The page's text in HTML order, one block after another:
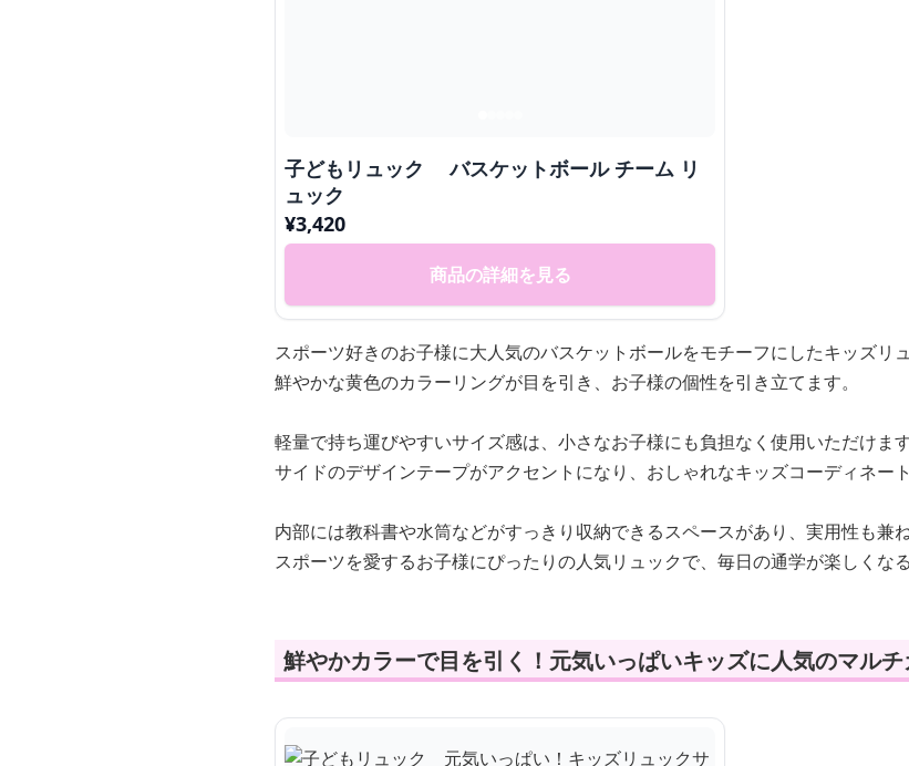
子どもリュック バスケットボール チーム リ
ュック
¥3,420
商品の詳細を見る
スポーツ好きのお子様に大人気のバスケットボールをモチーフにしたキッズリュ
鮮やかな黄色のカラーリングが目を引き、お子様の個性を引き立てます。
軽量で持ち運びやすいサイズ感は、小さなお子様にも負担なく使用いただけます
サイドのデザインテープがアクセントになり、おしゃれなキッズコーディネート
内部には教科書や水筒などがすっきり収納できるスペースがあり、実用性も兼
スポーツを愛するお子様にぴったりの人気リュックで、毎日の通学が楽しくな
鮮やかカラーで目を引く！元気いっぱいキッズに人気のマル